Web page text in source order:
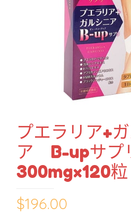
プエラリア+
ア B-upサプ
300mg×120粒
$196.00